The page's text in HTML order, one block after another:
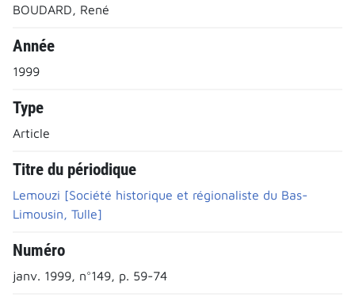
BOUDARD, René
Année
1999
Type
Article
Titre du périodique
Lemouzi [Société historique et régionaliste du Bas-
Limousin, Tulle]
Numéro
janv. 1999, n°149, p. 59-74